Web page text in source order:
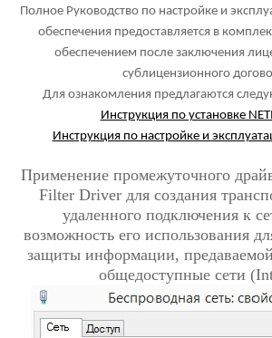
Полное Руководство по настройке и
обеспечения предоставляется в
обеспечением после заключения
сублицензионного
Для ознакомления предлагаются
Инструкция по установке
Инструкция по настройке и
Применение промежуточного
Filter Driver для создания
удаленного подключения к
возможность его использования
защиты информации,
общедоступные сети